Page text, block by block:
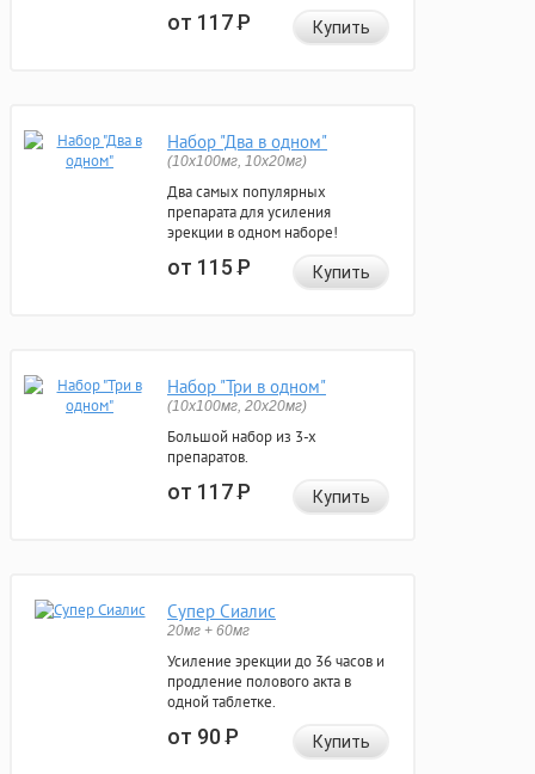
от 117Р Купить
Набор "Два в одном"
(10x100мг, 10x20мг)
Два самых популярных
препарата для усиления
эрекции в одном наборе!
от 115Р Купить
Набор "Три в одном"
(10x100мг, 20x20мг)
Большой набор из 3-х
препаратов.
от 117Р Купить
Супер Сиалис
20мг + 60мг
Усиление эрекции до 36 часов и
продление полового акта в
одной таблетке.
от 90Р Купить